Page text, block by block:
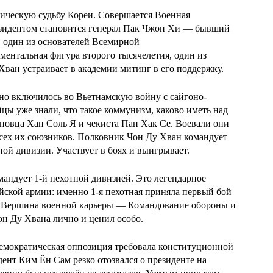
судьбу Кореи. Совершается Военная
становится генерал Пак Чжон Хи — бывший
из основателей Всемирной
фигура второго тысячелетия, один из
устраивает в академии митинг в его поддержку.
включилось во Вьетнамскую войну с сайгоно-
уже знали, что такое коммунизм, каково иметь над
Хан Соль Я и чекиста Пан Хак Се. Воевали они
их союзников. Полковник Чон Ду Хван командует
дивизии. Участвует в боях и выигрывает.
1-й пехотной дивизией. Это легендарное
армии: именно 1-я пехотная приняла первый бой
военной карьеры — Командование обороны и
Ду Хвана лично и ценил особо.
оппозиция требовала конституционной
Ким Ён Сам резко отозвался о президенте на